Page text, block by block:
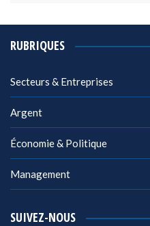
RUBRIQUES
Secteurs & Entreprises
Argent
Économie & Politique
Management
SUIVEZ-NOUS